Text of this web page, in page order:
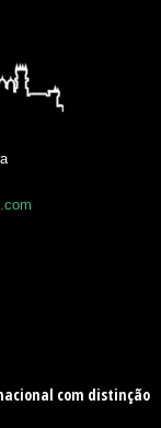
com distinção